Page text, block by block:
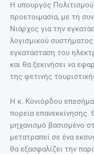
Η υπουργός
προετοιμασία, με τη
Νιάρχος για την
λογισμικού
εγκατάσταση του
και θα ξεκινήσει να
της φετινής
Η κ. Κονιόρδου
πορεία επανεκκίνησης.
μηχανισμό βασισμένο
μετατραπεί σε ένα
θα εξασφαλίζει την